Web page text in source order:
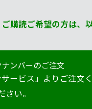
ご購読ご希望の方は、
ンバーのご注文
サービス」よりご注文く
さい。